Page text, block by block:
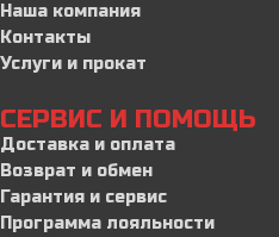
Наша компания
Контакты
Услуги и прокат
СЕРВИС И ПОМОЩЬ
Доставка и оплата
Возврат и обмен
Гарантия и сервис
Программа лояльности